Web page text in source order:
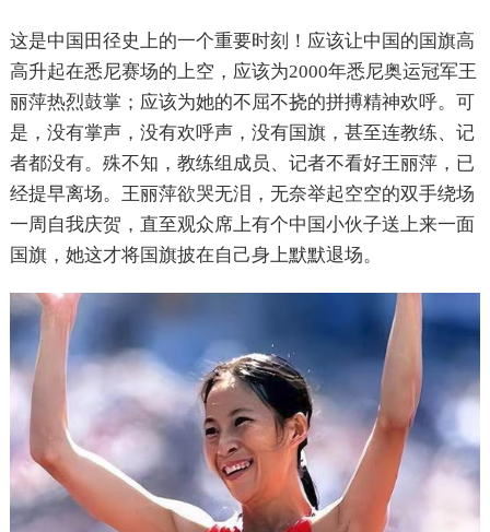
这是中国田径史上的一个重要时刻！应该让中国的国旗高
高升起在悉尼赛场的上空，应该为2000年悉尼奥运冠军王
丽萍热烈鼓掌；应该为她的不屈不挠的拼搏精神欢呼。可
是，没有掌声，没有欢呼声，没有国旗，甚至连教练、记
者都没有。殊不知，教练组成员、记者不看好王丽萍，已
经提早离场。王丽萍欲哭无泪，无奈举起空空的双手绕场
一周自我庆贺，直至观众席上有个中国小伙子送上来一面
国旗，她这才将国旗披在自己身上默默退场。